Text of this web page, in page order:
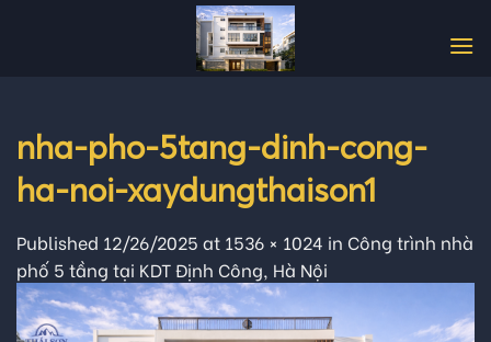
nha-pho-5tang-dinh-cong-
ha-noi-xaydungthaison1
Published 12/26/2025 at 1536 × 1024 in Công trình nhà
phố 5 tầng tại KDT Định Công, Hà Nội